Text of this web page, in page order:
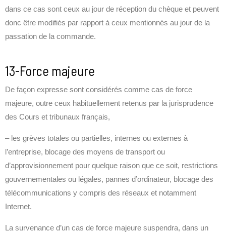
dans ce cas sont ceux au jour de réception du chèque et peuvent
donc être modifiés par rapport à ceux mentionnés au jour de la
passation de la commande.
13-Force majeure
De façon expresse sont considérés comme cas de force
majeure, outre ceux habituellement retenus par la jurisprudence
des Cours et tribunaux français,
– les grèves totales ou partielles, internes ou externes à
l’entreprise, blocage des moyens de transport ou
d’approvisionnement pour quelque raison que ce soit, restrictions
gouvernementales ou légales, pannes d’ordinateur, blocage des
télécommunications y compris des réseaux et notamment
Internet.
La survenance d’un cas de force majeure suspendra, dans un